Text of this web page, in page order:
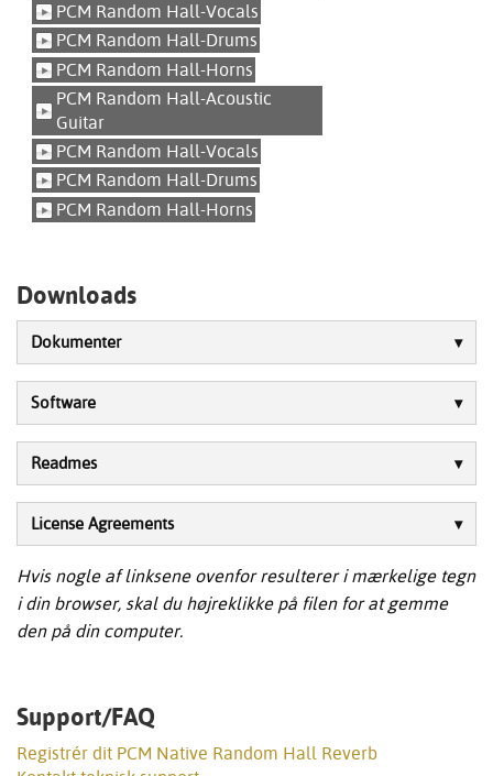
PCM Random Hall-Vocals
PCM Random Hall-Drums
PCM Random Hall-Horns
PCM Random Hall-Acoustic
Guitar
PCM Random Hall-Vocals
PCM Random Hall-Drums
PCM Random Hall-Horns
Downloads
Dokumenter
Software
Readmes
License Agreements
Hvis nogle af linksene ovenfor resulterer i mærkelige tegn
i din browser, skal du højreklikke på filen for at gemme
den på din computer.
Support/FAQ
Registrér dit PCM Native Random Hall Reverb